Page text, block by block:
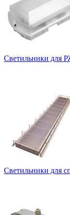
Светильники для
Светильники для